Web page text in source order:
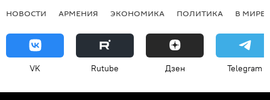
НОВОСТИ АРМЕНИЯ ЭКОНОМИКА ПОЛИТИКА В МИРЕ
VK Rutube Дзен Telegram